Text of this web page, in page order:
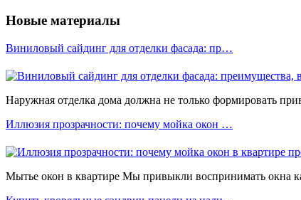
Новые материалы
Виниловый сайдинг для отделки фасада: пр…
Наружная отделка дома должна не только формировать
Иллюзия прозрачности: почему мойка окон …
Мытье окон в квартире Мы привыкли воспринимать